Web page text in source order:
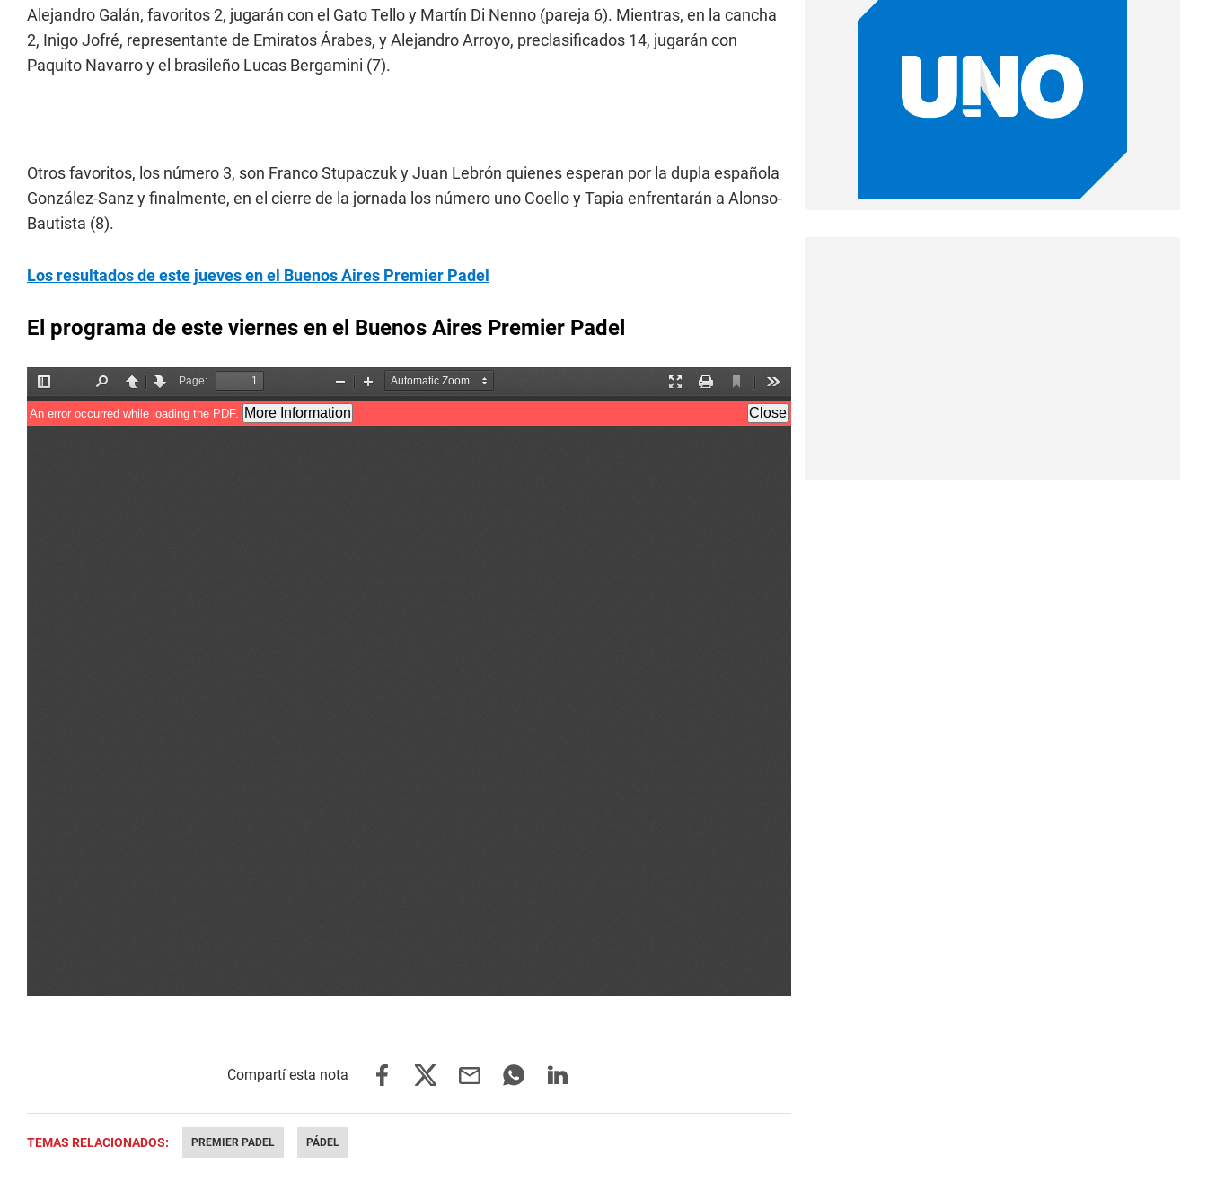
Alejandro Galán, favoritos 2, jugarán con el Gato Tello y Martín Di Nenno (pareja 6). Mientras, en la cancha
2, Inigo Jofré, representante de Emiratos Árabes, y Alejandro Arroyo, preclasificados 14, jugarán con
Paquito Navarro y el brasileño Lucas Bergamini (7).
Otros favoritos, los número 3, son Franco Stupaczuk y Juan Lebrón quienes esperan por la dupla española
González-Sanz y finalmente, en el cierre de la jornada los número uno Coello y Tapia enfrentarán a Alonso-
Bautista (8).
Los resultados de este jueves en el Buenos Aires Premier Padel
El programa de este viernes en el Buenos Aires Premier Padel
TEMAS RELACIONADOS: PREMIER PADEL PÁDEL